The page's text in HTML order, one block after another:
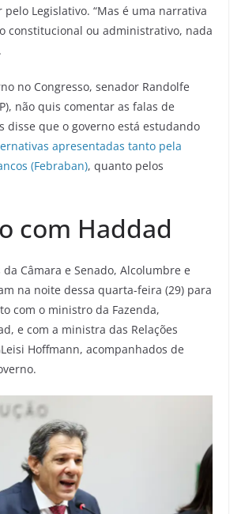
Legislativo. “Mas é uma narrativa
constitucional ou administrativo, nada
no Congresso, senador Randolfe
não quis comentar as falas de
disse que o governo está estudando
apresentadas tanto pela
(Febraban), quanto pelos
com Haddad
da Câmara e Senado, Alcolumbre e
na noite dessa quarta-feira (29) para
com o ministro da Fazenda,
e com a ministra das Relações
Hoffmann, acompanhados de